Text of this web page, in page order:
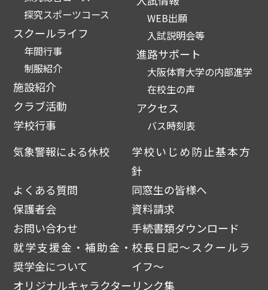
探究スポーツコース
スクールライフ
年間行事
制服紹介
施設紹介
クラブ活動
学校行事
WEB出願
入試説明会等
進路サポート
大阪体育大学の内部進学
在校生の声
アクセス
バス時刻表
気象警報による休校
学校いじめ防止基本方
針
よくある質問
同窓生の皆様へ
保護者会
資料請求
お問い合わせ
手続書類ダウンロード
就学支援金・補助金・
奨学金について
校長日記～スクールラ
イフ～
オリジナルキャラクター リンク集